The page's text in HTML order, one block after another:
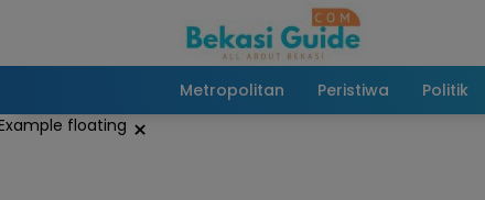
Metropolitan Peristiwa Politik
×